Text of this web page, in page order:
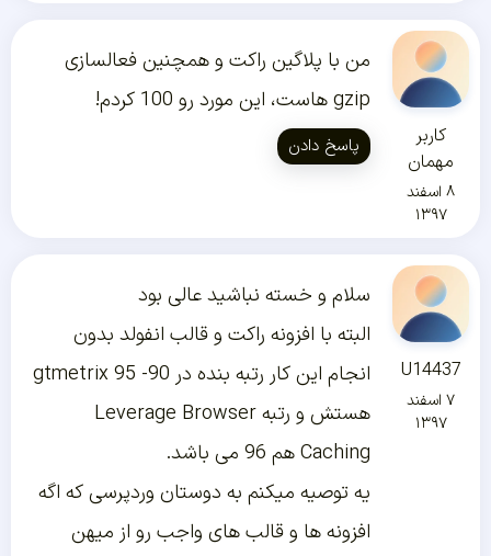
کاربر
مهمان
۸ اسفند
۱۳۹۷
من با پلاگین راکت و همچنین فعالسازی
gzip هاست، این مورد رو 100 کردم!
پاسخ دادن
U14437
۷ اسفند
۱۳۹۷
سلام و خسته نباشید عالی بود
البته با افزونه راکت و قالب انفولد بدون
انجام این کار رتبه بنده در gtmetrix 95 -90
هستش و رتبه Leverage Browser
Caching هم 96 می باشد.
یه توصیه میکنم به دوستان وردپرسی که اگه
افزونه ها و قالب های واجب رو از میهن